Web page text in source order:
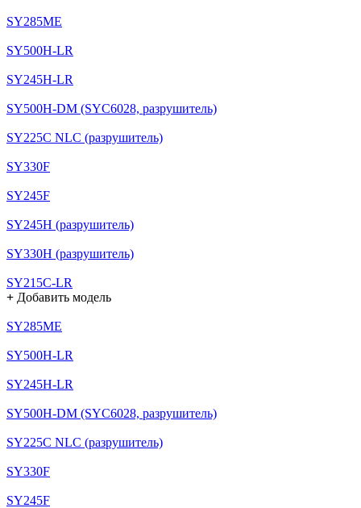
SY285ME
SY500H-LR
SY245H-LR
SY500H-DM (SYC6028, разрушитель)
SY225C NLC (разрушитель)
SY330F
SY245F
SY245H (разрушитель)
SY330H (разрушитель)
SY215C-LR
+ Добавить модель
SY285ME
SY500H-LR
SY245H-LR
SY500H-DM (SYC6028, разрушитель)
SY225C NLC (разрушитель)
SY330F
SY245F